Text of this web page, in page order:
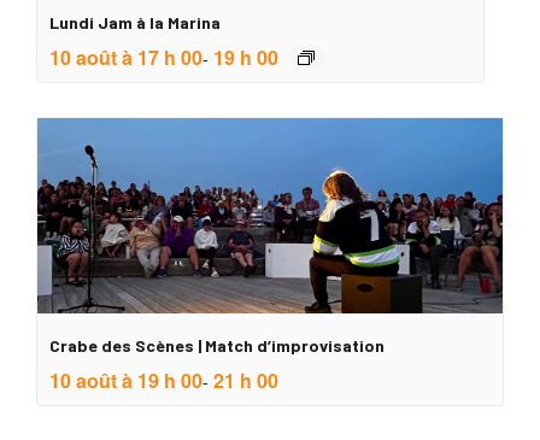
Lundi Jam à la Marina
10 août à 17 h 00- 19 h 00
Crabe des Scènes | Match d’improvisation
10 août à 19 h 00- 21 h 00